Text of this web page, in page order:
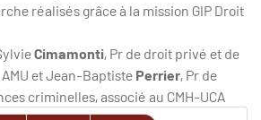
réalisés grâce à la mission GIP Droit
Cimamonti, Pr de droit privé et de
et Jean-Baptiste Perrier, Pr de
criminelles, associé au CMH-UCA